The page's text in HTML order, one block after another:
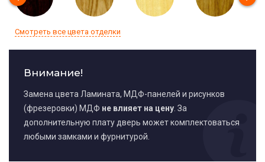
Смотреть все цвета отделки
Внимание!
Замена цвета Ламината, МДФ-панелей и рисунков
(фрезеровки) МДФ не влияет на цену . За
дополнительную плату дверь может комплектоваться
любыми замками и фурнитурой.